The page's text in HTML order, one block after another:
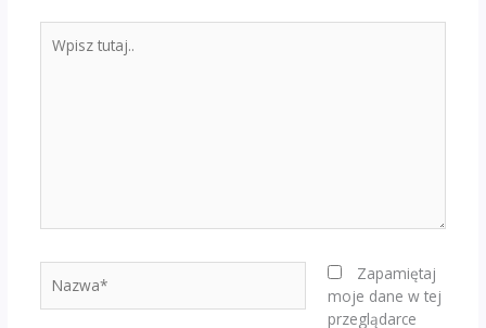
tutaj..
Zapamiętaj
moje dane w tej
przeglądarce